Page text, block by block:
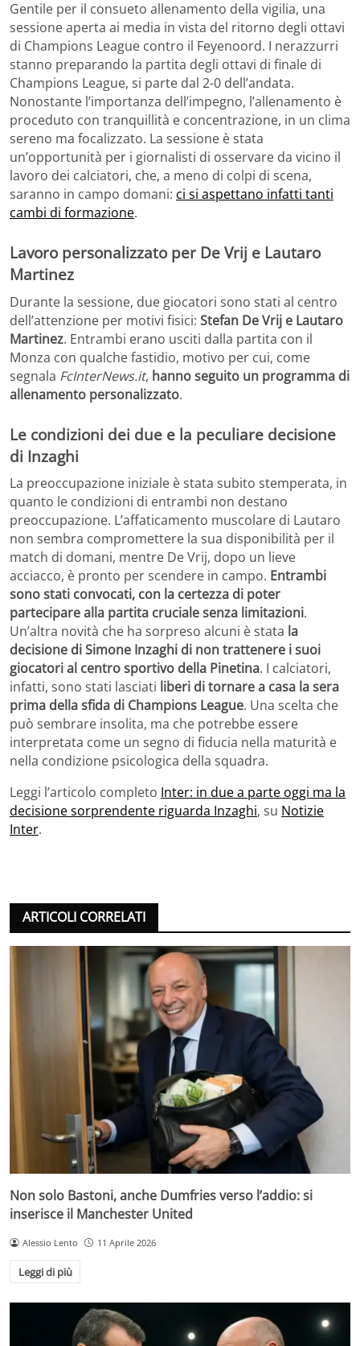
Gentile per il consueto allenamento della vigilia, una
sessione aperta ai media in vista del ritorno degli ottavi
di Champions League contro il Feyenoord. I nerazzurri
stanno preparando la partita degli ottavi di finale di
Champions League, si parte dal 2-0 dell’andata.
Nonostante l’importanza dell’impegno, l’allenamento è
proceduto con tranquillità e concentrazione, in un clima
sereno ma focalizzato. La sessione è stata
un’opportunità per i giornalisti di osservare da vicino il
lavoro dei calciatori, che, a meno di colpi di scena,
saranno in campo domani: ci si aspettano infatti tanti
cambi di formazione.
Lavoro personalizzato per De Vrij e Lautaro
Martinez
Durante la sessione, due giocatori sono stati al centro
dell’attenzione per motivi fisici: Stefan De Vrij e Lautaro
Martinez. Entrambi erano usciti dalla partita con il
Monza con qualche fastidio, motivo per cui, come
segnala FcInterNews.it, hanno seguito un programma di
allenamento personalizzato.
Le condizioni dei due e la peculiare decisione
di Inzaghi
La preoccupazione iniziale è stata subito stemperata, in
quanto le condizioni di entrambi non destano
preoccupazione. L’affaticamento muscolare di Lautaro
non sembra compromettere la sua disponibilità per il
match di domani, mentre De Vrij, dopo un lieve
acciacco, è pronto per scendere in campo. Entrambi
sono stati convocati, con la certezza di poter
partecipare alla partita cruciale senza limitazioni.
Un’altra novità che ha sorpreso alcuni è stata la
decisione di Simone Inzaghi di non trattenere i suoi
giocatori al centro sportivo della Pinetina. I calciatori,
infatti, sono stati lasciati liberi di tornare a casa la sera
prima della sfida di Champions League. Una scelta che
può sembrare insolita, ma che potrebbe essere
interpretata come un segno di fiducia nella maturità e
nella condizione psicologica della squadra.
Leggi l’articolo completo Inter: in due a parte oggi ma la
decisione sorprendente riguarda Inzaghi, su Notizie
Inter.
ARTICOLI CORRELATI
Non solo Bastoni, anche Dumfries verso l’addio: si
inserisce il Manchester United
Alessio Lento 11 Aprile 2026
Leggi di più